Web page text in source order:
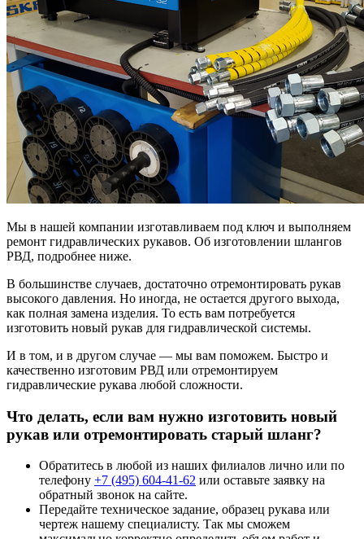
Мы в нашей компании изготавливаем под ключ и выполняем
ремонт гидравлических рукавов. Об изготовлении шлангов
РВД, подробнее ниже.
В большинстве случаев, достаточно отремонтировать рукав
высокого давления. Но иногда, не остается другого выхода,
как полная замена изделия. То есть вам потребуется
изготовить новый рукав для гидравлической системы.
И в том, и в другом случае — мы вам поможем. Быстро и
качественно изготовим РВД или отремонтируем
гидравлические рукава любой сложности.
Что делать, если вам нужно изготовить новый
рукав или отремонтировать старый шланг?
Обратитесь в любой из наших филиалов лично или по
телефону +7 (495) 604-41-62 или оставьте заявку на
обратный звонок на сайте.
Передайте техническое задание, образец рукава или
чертеж нашему специалисту. Так мы сможем